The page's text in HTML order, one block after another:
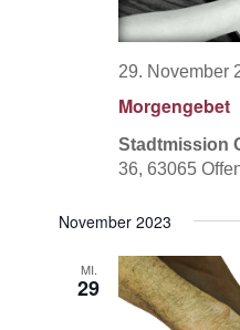
Morgengebet
29. November
Stadtmission
36, 63065
November 2023
MI.
29